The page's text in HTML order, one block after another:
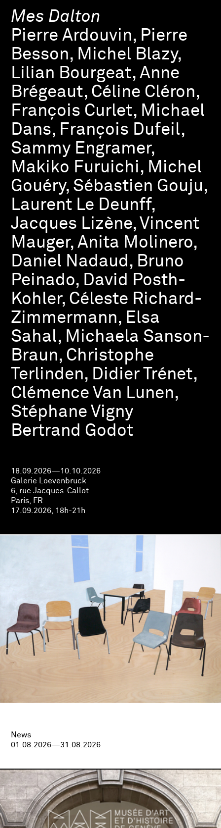
Mes Dalton
Pierre Ardouvin, Pierre
Besson, Michel Blazy,
Lilian Bourgeat, Anne
Brégeaut, Céline Cléron,
François Curlet, Michael
Dans, François Dufeil,
Sammy Engramer,
Makiko Furuichi, Michel
Gouéry, Sébastien Gouju,
Laurent Le Deunff,
Jacques Lizène, Vincent
Mauger, Anita Molinero,
Daniel Nadaud, Bruno
Peinado, David Posth-
Kohler, Céleste Richard-
Zimmermann, Elsa
Sahal, Michaela Sanson-
Braun, Christophe
Terlinden, Didier Trénet,
Clémence Van Lunen,
Stéphane Vigny
Bertrand Godot
18.09.2026—10.10.2026
Galerie Loevenbruck
6, rue Jacques-Callot
Paris, FR
17.09.2026, 18h-21h
News
01.08.2026—31.08.2026